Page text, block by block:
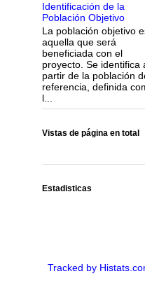
Identificación de la
Población Objetivo
La población objetivo
aquella que será
beneficiada con el
proyecto. Se identifica
partir de la población
referencia, definida
l...
Vistas de página en total
Estadisticas
Tracked by